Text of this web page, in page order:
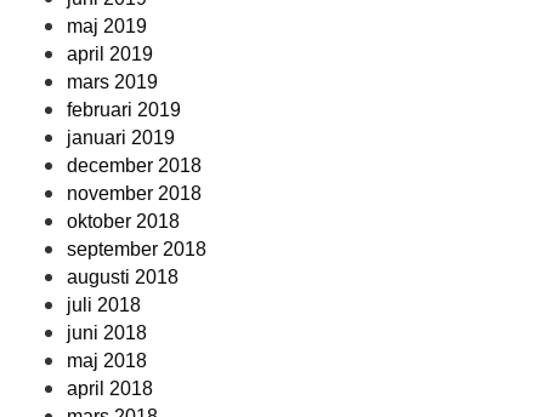
maj 2019
april 2019
mars 2019
februari 2019
januari 2019
december 2018
november 2018
oktober 2018
september 2018
augusti 2018
juli 2018
juni 2018
maj 2018
april 2018